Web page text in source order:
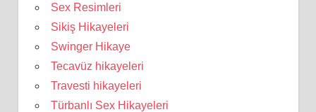
Sex Resimleri
Sikiş Hikayeleri
Swinger Hikaye
Tecavüz hikayeleri
Travesti hikayeleri
Türbanlı Sex Hikayeleri